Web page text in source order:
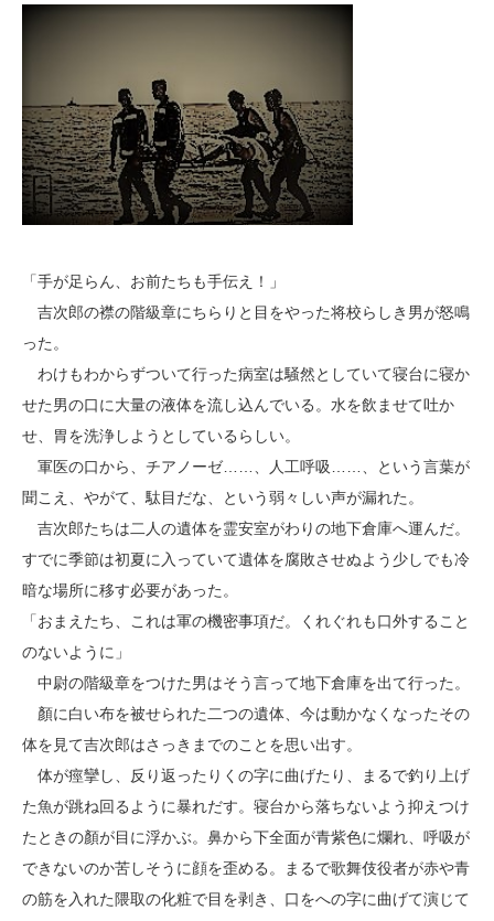
「手が足らん、お前たちも手伝え！」
吉次郎の襟の階級章にちらりと目をやった将校らしき男が怒鳴
った。
わけもわからずついて行った病室は騒然としていて寝台に寝か
せた男の口に大量の液体を流し込んでいる。水を飲ませて吐か
せ、胃を洗浄しようとしているらしい。
軍医の口から、チアノーゼ……、人工呼吸……、という言葉が
聞こえ、やがて、駄目だな、という弱々しい声が漏れた。
吉次郎たちは二人の遺体を霊安室がわりの地下倉庫へ運んだ。
すでに季節は初夏に入っていて遺体を腐敗させぬよう少しでも冷
暗な場所に移す必要があった。
「おまえたち、これは軍の機密事項だ。くれぐれも口外すること
のないように」
中尉の階級章をつけた男はそう言って地下倉庫を出て行った。
顏に白い布を被せられた二つの遺体、今は動かなくなったその
体を見て吉次郎はさっきまでのことを思い出す。
体が痙攣し、反り返ったりくの字に曲げたり、まるで釣り上げ
た魚が跳ね回るように暴れだす。寝台から落ちないよう抑えつけ
たときの顏が目に浮かぶ。鼻から下全面が青紫色に爛れ、呼吸が
できないのか苦しそうに顔を歪める。まるで歌舞伎役者が赤や青
の筋を入れた隈取の化粧で目を剥き、口をへの字に曲げて演じて